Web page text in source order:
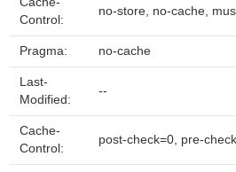
Control:
no-store, no-cache,
Pragma: no-cache
Last-
Modified:
--
Cache-
Control:
post-check=0, pre-